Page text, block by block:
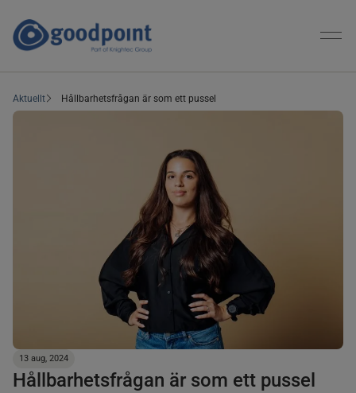
Aktuellt Hållbarhetsfrågan är som ett pussel
13 aug, 2024
Hållbarhetsfrågan är som ett pussel